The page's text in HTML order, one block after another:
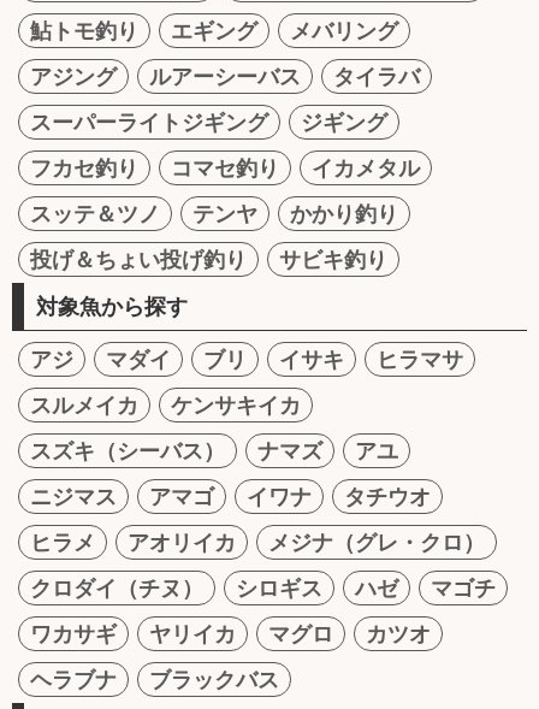
鮎トモ釣り
エギング
メバリング
アジング
ルアーシーバス
タイラバ
スーパーライトジギング
ジギング
フカセ釣り
コマセ釣り
イカメタル
スッテ＆ツノ
テンヤ
かかり釣り
投げ＆ちょい投げ釣り
サビキ釣り
対象魚から探す
アジ マダイ ブリ イサキ
ヒラマサ
スルメイカ
ケンサキイカ
スズキ（シーバス）
ナマズ
アユ
ニジマス
アマゴ イワナ
タチウオ
ヒラメ
アオリイカ
メジナ（グレ・クロ）
クロダイ（チヌ）
シロギス ハゼ
マゴチ
ワカサギ
ヤリイカ マグロ
カツオ
ヘラブナ
ブラックバス